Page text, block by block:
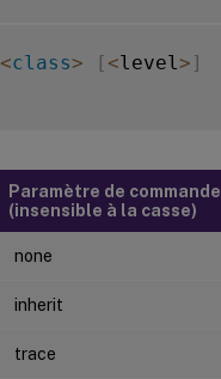
<class> [ <level > ]
Paramètre de commande
(insensible à la casse)
none
inherit
trace